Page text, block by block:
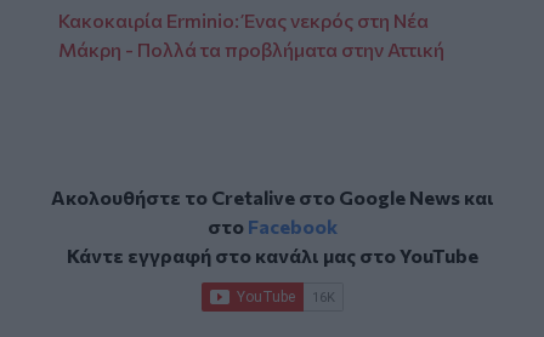
Κακοκαιρία Erminio: Ένας νεκρός στη Νέα
Μάκρη - Πολλά τα προβλήματα στην Αττική
Ακολουθήστε το Cretalive στο Google Newsκαι
στο Facebook
Κάντε εγγραφή στο κανάλι μας στοYouTube